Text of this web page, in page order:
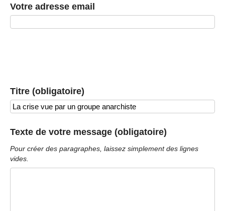
Votre adresse email
Titre (obligatoire)
Texte de votre message (obligatoire)
Pour créer des paragraphes, laissez simplement des lignes
vides.